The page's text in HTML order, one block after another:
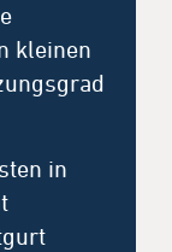
kleinen
in